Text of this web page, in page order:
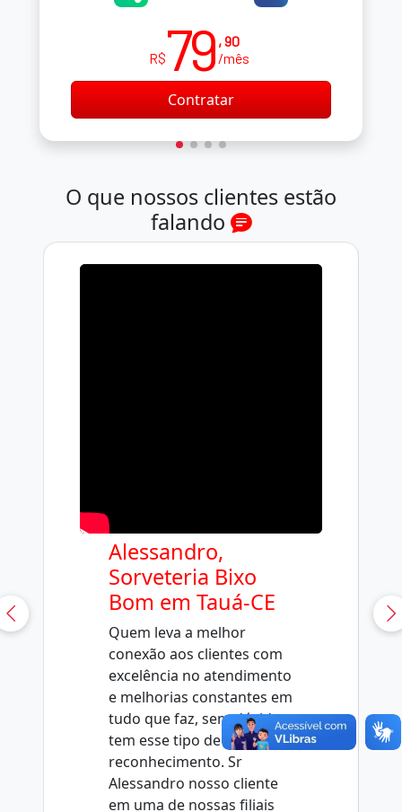
R$79 , 90
/mês
Contratar
O que nossos clientes estão
falando
Alessandro,
Sorveteria Bixo
Bom em Tauá-CE
Quem leva a melhor
conexão aos clientes com
excelência no atendimento
e melhorias constantes em
tudo que faz, sem dúvida
tem esse tipo de
reconhecimento. Sr
Alessandro nosso cliente
em uma de nossas filiais